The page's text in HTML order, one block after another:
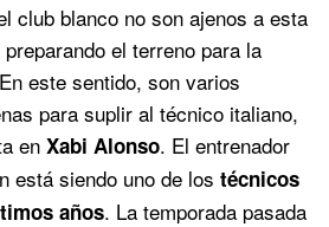
club blanco no son ajenos a esta
el terreno para la
este sentido, son varios
para suplir al técnico italiano,
en Xabi Alonso. El entrenador
está siendo uno de los técnicos
años. La temporada pasada